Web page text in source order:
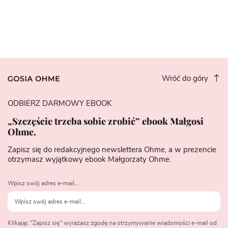
Wróć do góry
ODBIERZ DARMOWY EBOOK
„Szczęście trzeba sobie zrobić” ebook Małgosi
Ohme.
Zapisz się do redakcyjnego newslettera Ohme, a w prezencie
otrzymasz wyjątkowy ebook Małgorzaty Ohme.
Wpisz swój adres e-mail...
Klikając "Zapisz się" wyrażasz zgodę na otrzymywanie wiadomości e-mail od